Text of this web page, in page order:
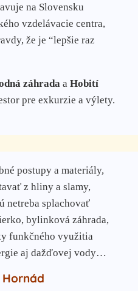
na Slovensku
vzdelávacie centra,
že je “lepšie raz
záhrada a Hobití
pre exkurzie a výlety.
postupy a materiály,
z hliny a slamy,
netreba splachovať
bylinková záhrada,
funkčného využitia
aj dažďovej vody…